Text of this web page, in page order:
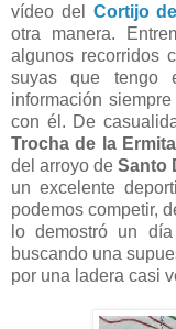
vídeo del Cortijo
otra manera.
algunos recorridos
suyas que tengo
información
con él. De
Trocha de la
del arroyo de Santo
un excelente
podemos competir,
lo demostró un
buscando una
por una ladera casi